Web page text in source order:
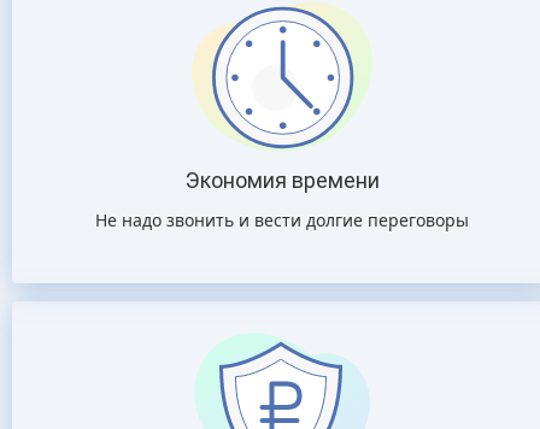
Экономия времени
Не надо звонить и вести долгие переговоры